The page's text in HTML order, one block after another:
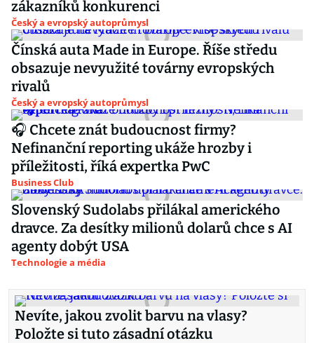
zákazníků konkurenci
Český a evropský autoprůmysl
Čínská auta Made in Europe. Říše středu
obsazuje nevyužité továrny evropských
rivalů
Český a evropský autoprůmysl
🎧 Chcete znát budoucnost firmy?
Nefinanční reporting ukáže hrozby i
příležitosti, říká expertka PwC
Business Club
Slovenský Sudolabs přilákal amerického
dravce. Za desítky milionů dolarů chce s AI
agenty dobýt USA
Technologie a média
Nevíte, jakou zvolit barvu na vlasy?
Položte si tuto zásadní otázku